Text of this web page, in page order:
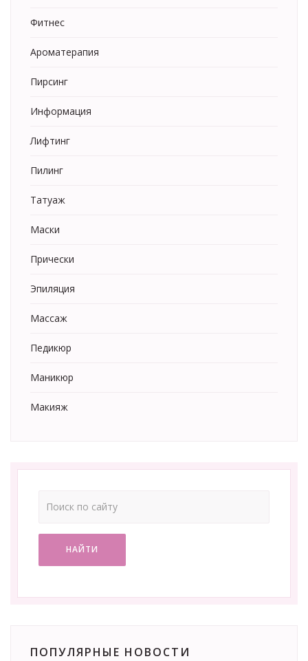
Фитнес
Ароматерапия
Пирсинг
Информация
Лифтинг
Пилинг
Татуаж
Маски
Прически
Эпиляция
Массаж
Педикюр
Маникюр
Макияж
НАЙТИ
ПОПУЛЯРНЫЕ НОВОСТИ